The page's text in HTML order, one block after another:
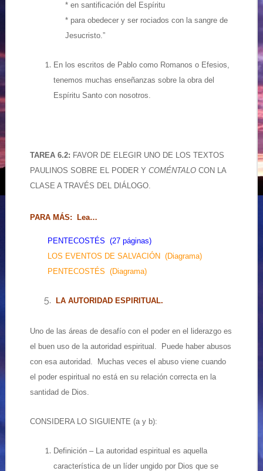
* en santificación del Espíritu
* para obedecer y ser rociados con la sangre de
Jesucristo.”
En los escritos de Pablo como Romanos o Efesios,
tenemos muchas enseñanzas sobre la obra del
Espíritu Santo con nosotros.
TAREA 6.2: FAVOR DE ELEGIR UNO DE LOS TEXTOS
PAULINOS SOBRE EL PODER Y COMÉNTALOCON LA
CLASE A TRAVÉS DEL DIÁLOGO.
PARA MÁS: Lea…
PENTECOSTÉS (27 páginas)
LOS EVENTOS DE SALVACIÓN (Diagrama)
PENTECOSTÉS (Diagrama)
LA AUTORIDAD ESPIRITUAL.
Uno de las áreas de desafío con el poder en el liderazgo es
el buen uso de la autoridad espiritual. Puede haber abusos
con esa autoridad. Muchas veces el abuso viene cuando
el poder espiritual no está en su relación correcta en la
santidad de Dios.
CONSIDERA LO SIGUIENTE (a y b):
Definición – La autoridad espiritual es aquella
característica de un líder ungido por Dios que se